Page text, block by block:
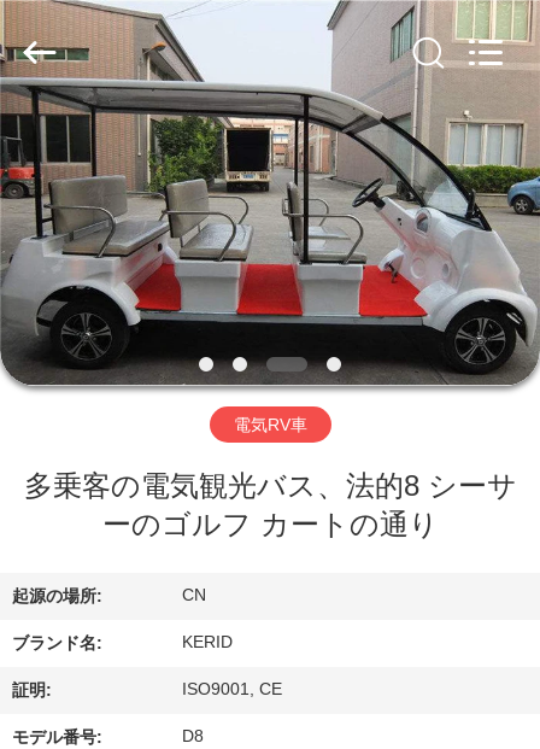
家
へ
製
品
ビ
オ
た
し
た
Vehicle
Co,Ltd.
All
Rights
Reserved.
Developed
by
ECER
電気RV車
多乗客の電気観光バス、法的8 シーサ
ーのゴルフ カートの通り
起源の場所: CN
ブランド名: KERID
証明: ISO9001, CE
モデル番号: D8